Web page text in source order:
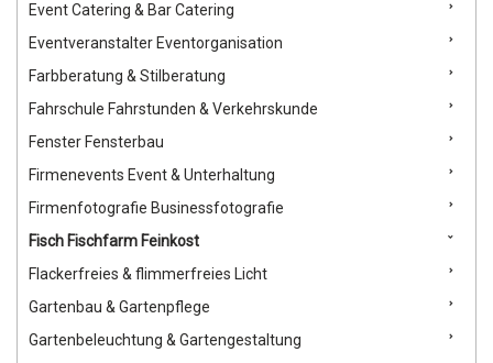
Event Catering & Bar Catering
Eventveranstalter Eventorganisation
Farbberatung & Stilberatung
Fahrschule Fahrstunden & Verkehrskunde
Fenster Fensterbau
Firmenevents Event & Unterhaltung
Firmenfotografie Businessfotografie
Fisch Fischfarm Feinkost
Flackerfreies & flimmerfreies Licht
Gartenbau & Gartenpflege
Gartenbeleuchtung & Gartengestaltung